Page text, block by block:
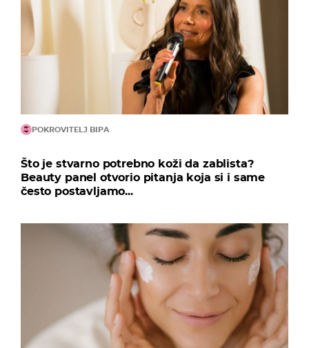
POKROVITELJ BIPA
Što je stvarno potrebno koži da zablista?
Beauty panel otvorio pitanja koja si i same
često postavljamo...